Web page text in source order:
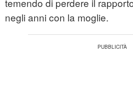
temendo di perdere il
negli anni con la moglie.